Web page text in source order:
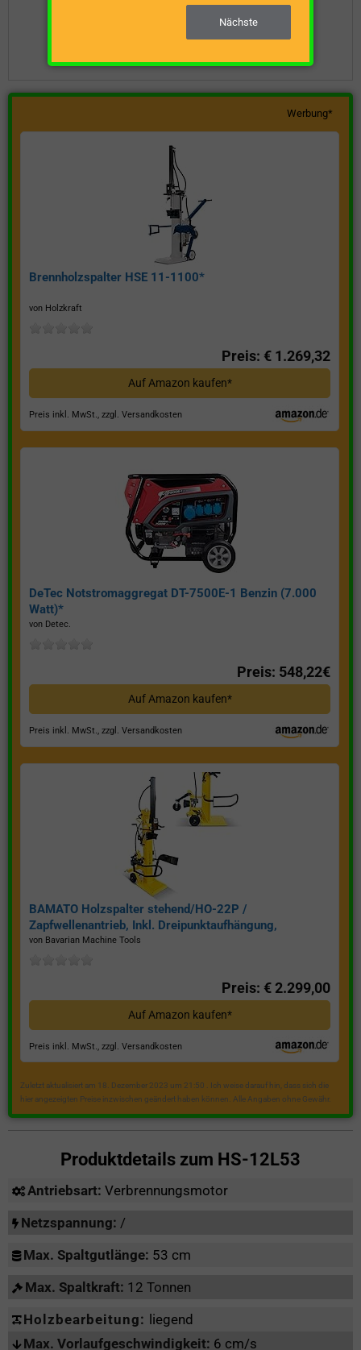
Unverbindliche Preisanfrage stellen
Werbung*
Brennholzspalter HSE 11-1100*
von Holzkraft
Preis: € 1.269,32
Auf Amazon kaufen*
Preis inkl. MwSt., zzgl. Versandkosten
DeTec Notstromaggregat DT-7500E-1 Benzin (7.000
Watt)*
von Detec.
Preis: 548,22€
Auf Amazon kaufen*
Preis inkl. MwSt., zzgl. Versandkosten
BAMATO Holzspalter stehend/HO-22P /
Zapfwellenantrieb, Inkl. Dreipunktaufhängung,
Spaltkraft 22 Tonnen*
von Bavarian Machine Tools
Preis: € 2.299,00
Auf Amazon kaufen*
Preis inkl. MwSt., zzgl. Versandkosten
Zuletzt aktualisiert am 18. Dezember 2023 um 21:50 . Ich weise darauf hin, dass sich die
hier angezeigten Preise inzwischen geändert haben können. Alle Angaben ohne Gewähr.
Produktdetails zum HS-12L53
Antriebsart: Verbrennungsmotor
Netzspannung: /
Max. Spaltgutlänge: 53 cm
Max. Spaltkraft: 12 Tonnen
Holzbearbeitung: liegend
Max. Vorlaufgeschwindigkeit: 6 cm/s
Nächste